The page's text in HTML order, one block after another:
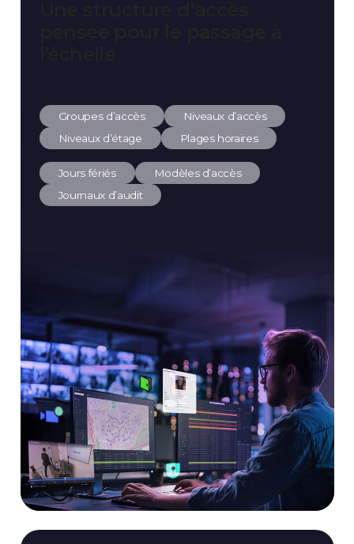
Groupes d’accès
Niveaux d’accès
Niveaux d’étage
Plages horaires
Jours fériés
Modèles d’accès
Journaux d’audit